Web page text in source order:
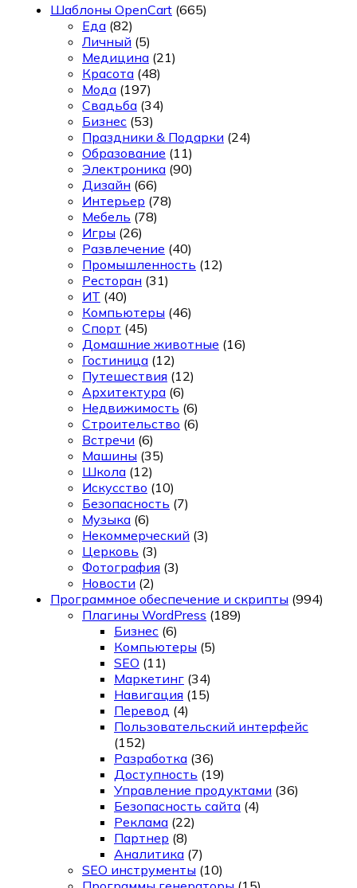
Шаблоны OpenCart (665)
Еда (82)
Личный (5)
Медицина (21)
Красота (48)
Мода (197)
Свадьба (34)
Бизнес (53)
Праздники & Подарки (24)
Образование (11)
Электроника (90)
Дизайн (66)
Интерьер (78)
Мебель (78)
Игры (26)
Развлечение (40)
Промышленность (12)
Ресторан (31)
ИТ (40)
Компьютеры (46)
Спорт (45)
Домашние животные (16)
Гостиница (12)
Путешествия (12)
Архитектура (6)
Недвижимость (6)
Строительство (6)
Встречи (6)
Машины (35)
Школа (12)
Искусство (10)
Безопасность (7)
Музыка (6)
Некоммерческий (3)
Церковь (3)
Фотография (3)
Новости (2)
Программное обеспечение и скрипты (994)
Плагины WordPress (189)
Бизнес (6)
Компьютеры (5)
SEO (11)
Маркетинг (34)
Навигация (15)
Перевод (4)
Пользовательский интерфейс
(152)
Разработка (36)
Доступность (19)
Управление продуктами (36)
Безопасность сайта (4)
Реклама (22)
Партнер (8)
Аналитика (7)
SEO инструменты (10)